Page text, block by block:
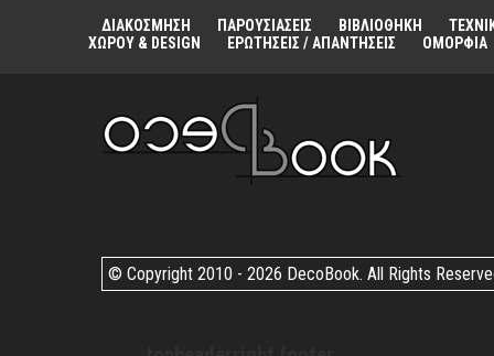
ΔΙΑΚΟΣΜΗΣΗ ΠΑΡΟΥΣΙΑΣΕΙΣ ΒΙΒΛΙΟΘΗΚΗ
ΧΩΡΟΥ & DESIGN
ΕΡΩΤΗΣΕΙΣ / ΑΠΑΝΤΗΣΕΙΣ ΟΜΟΡΦΙΑ
© Copyright 2010 - 2026 DecoBook. All Rights